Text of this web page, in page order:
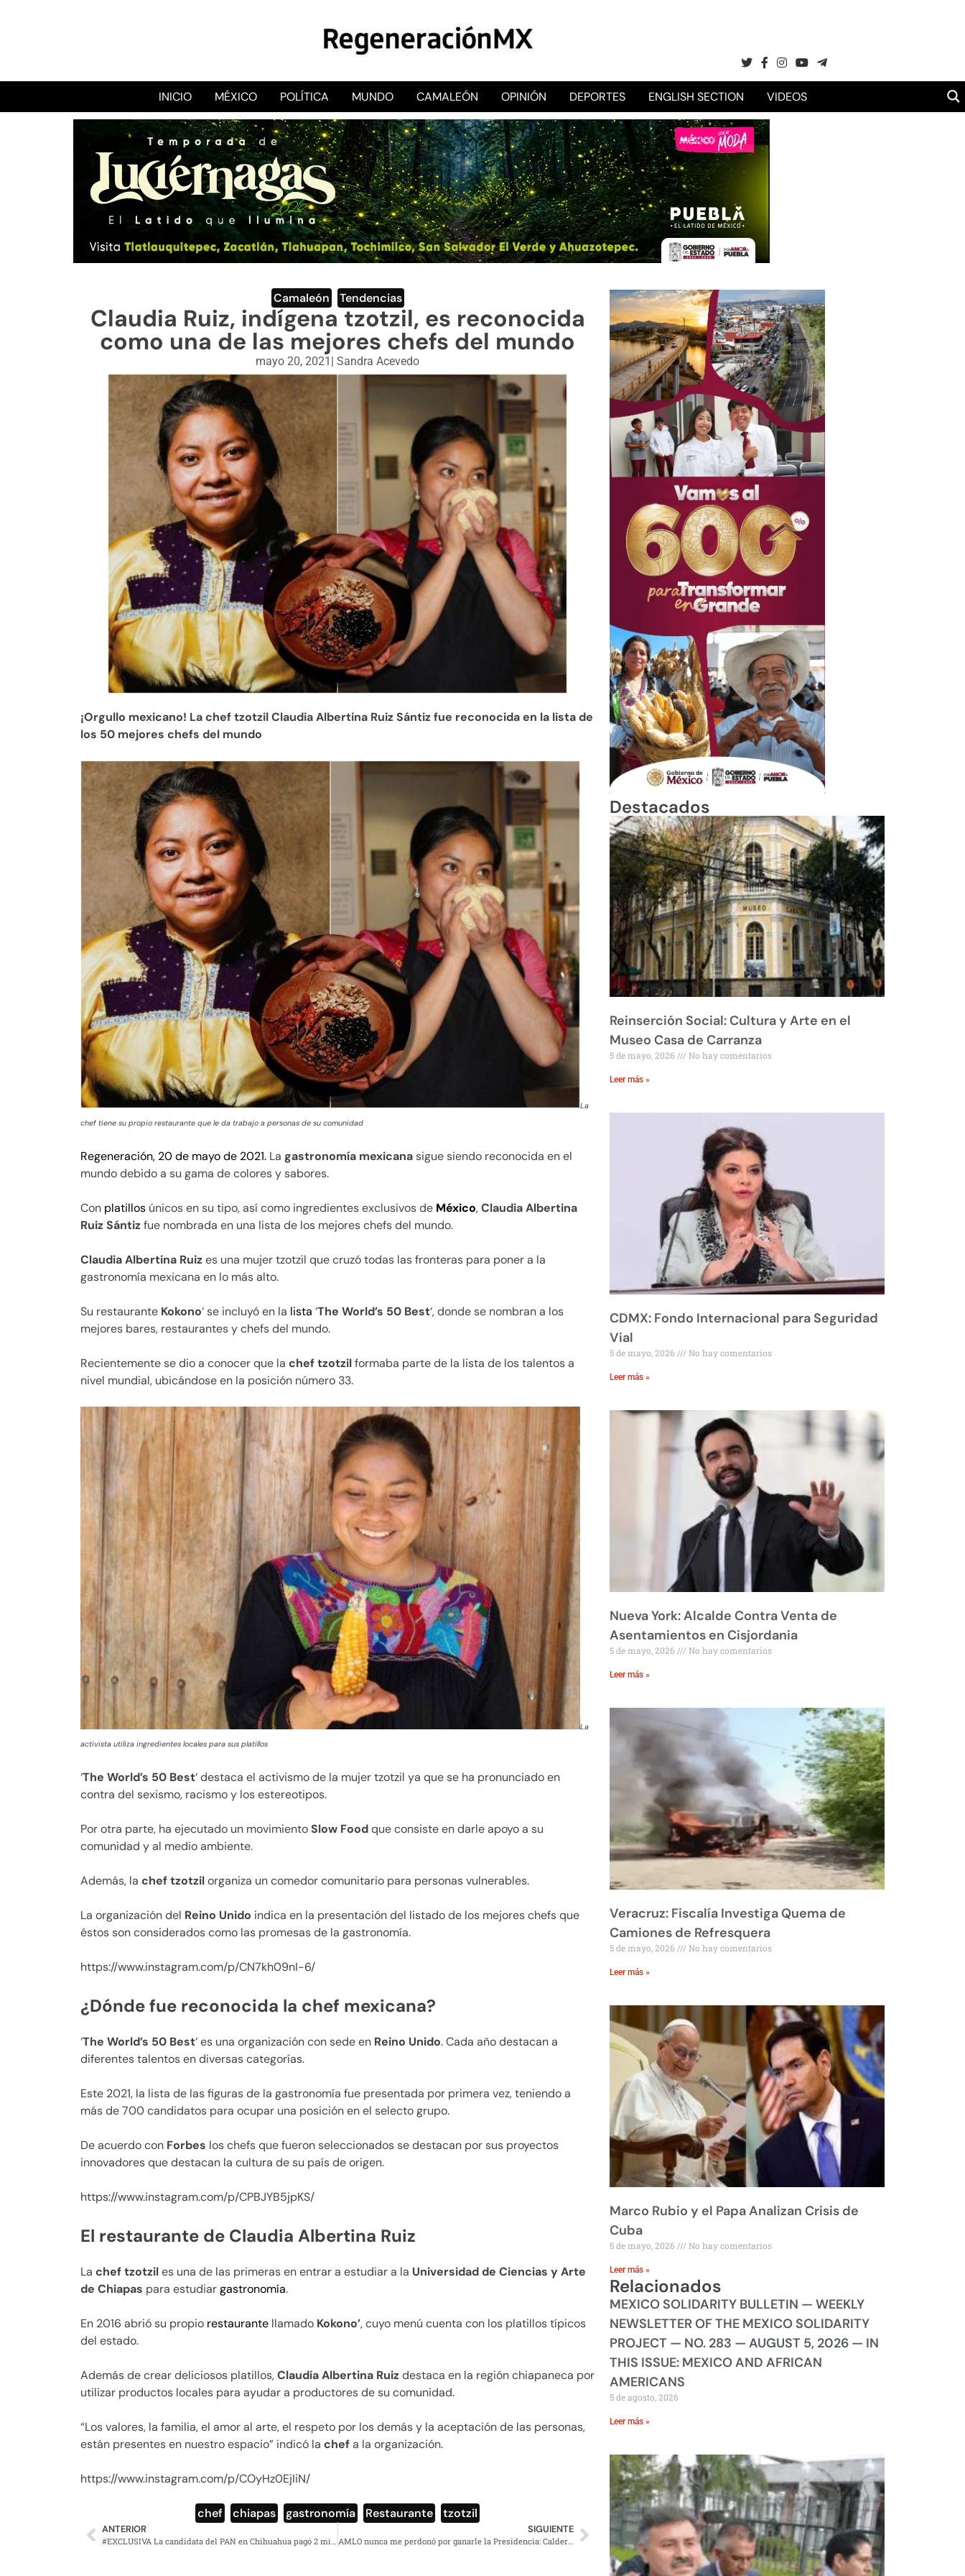
RegeneraciónMX
Sitio de noticias libre e independiente
INICIO MÉXICO POLÍTICA MUNDO CAMALEÓN OPINIÓN DEPORTES ENGLISH SECTION VIDEOS
Camaleón Tendencias
Claudia Ruiz, indígena tzotzil, es reconocida
como una de las mejores chefs del mundo
mayo 20, 2021 Sandra Acevedo
¡Orgullo mexicano! La chef tzotzil Claudia Albertina Ruiz Sántiz fue reconocida en la lista de
los 50 mejores chefs del mundo
La
chef tiene su propio restaurante que le da trabajo a personas de su comunidad
Regeneración, 20 de mayo de 2021. La gastronomía mexicanasigue siendo reconocida en el
mundo debido a su gama de colores y sabores.
Con platillos únicos en su tipo, así como ingredientes exclusivos de México,Claudia Albertina
Ruiz Sántizfue nombrada en una lista de los mejores chefs del mundo.
Claudia Albertina Ruizes una mujer tzotzil que cruzó todas las fronteras para poner a la
gastronomía mexicana en lo más alto.
Su restaurante Kokono‘ se incluyó en la lista ‘The World’s 50 Best‘, donde se nombran a los
mejores bares, restaurantes y chefs del mundo.
Recientemente se dio a conocer que la chef tzotzilformaba parte de la lista de los talentos a
nivel mundial, ubicándose en la posición número 33.
La
activista utiliza ingredientes locales para sus platillos
‘The World’s 50 Best‘ destaca el activismo de la mujer tzotzil ya que se ha pronunciado en
contra del sexismo, racismo y los estereotipos.
Por otra parte, ha ejecutado un movimientoSlow Foodque consiste en darle apoyo a su
comunidad y al medio ambiente.
Además, la chef tzotzilorganiza un comedor comunitario para personas vulnerables.
La organización del Reino Unido indica en la presentación del listado de los mejores chefs que
éstos son considerados como las promesas de la gastronomía.
https://www.instagram.com/p/CN7kh09nI-6/
¿Dónde fue reconocida la chef mexicana?
‘The World’s 50 Best‘ es una organización con sede en Reino Unido. Cada año destacan a
diferentes talentos en diversas categorías.
Este 2021, la lista de las figuras de la gastronomía fue presentada por primera vez, teniendo a
más de 700 candidatos para ocupar una posición en el selecto grupo.
De acuerdo con Forbes los chefs que fueron seleccionados se destacan por sus proyectos
innovadores que destacan la cultura de su país de origen.
https://www.instagram.com/p/CPBJYB5jpKS/
El restaurante de Claudia Albertina Ruiz
La chef tzotziles una de las primeras en entrar a estudiar a la Universidad de Ciencias y Arte
de Chiapas para estudiargastronomía.
En 2016 abrió su propio restaurante llamado Kokono’, cuyo menú cuenta con los platillos típicos
del estado.
Además de crear deliciosos platillos,Claudia Albertina Ruizdestaca en la región chiapaneca por
utilizar productos locales para ayudar a productores de su comunidad.
“Los valores, la familia, el amor al arte, el respeto por los demás y la aceptación de las personas,
están presentes en nuestro espacio” indicó la chefa la organización.
https://www.instagram.com/p/COyHz0EjIiN/
chef chiapas gastronomía Restaurante tzotzil
ANTERIOR
#EXCLUSIVA La candidata del PAN en Chihuahua pagó 2 millones a Krauze
SIGUIENTE
AMLO nunca me perdonó por ganarle la Presidencia: Calderón
Destacados
Reinserción Social: Cultura y Arte en el
Museo Casa de Carranza
5 de mayo, 2026 No hay comentarios
Leer más »
CDMX: Fondo Internacional para Seguridad
Vial
5 de mayo, 2026 No hay comentarios
Leer más »
Nueva York: Alcalde Contra Venta de
Asentamientos en Cisjordania
5 de mayo, 2026 No hay comentarios
Leer más »
Veracruz: Fiscalía Investiga Quema de
Camiones de Refresquera
5 de mayo, 2026 No hay comentarios
Leer más »
Marco Rubio y el Papa Analizan Crisis de
Cuba
5 de mayo, 2026 No hay comentarios
Leer más »
Relacionados
MEXICO SOLIDARITY BULLETIN — WEEKLY
NEWSLETTER OF THE MEXICO SOLIDARITY
PROJECT — NO. 283 — AUGUST 5, 2026 — IN
THIS ISSUE: MEXICO AND AFRICAN
AMERICANS
5 de agosto, 2026
Leer más »